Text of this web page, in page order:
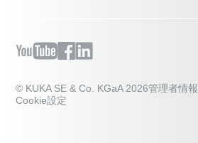
© KUKA SE & Co. KGaA 2026管理者情報
Cookie設定